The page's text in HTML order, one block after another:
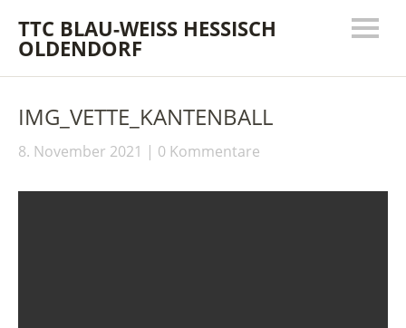
TTC BLAU-WEISS HESSISCH
OLDENDORF
IMG_VETTE_KANTENBALL
8. November 2021 0 Kommentare